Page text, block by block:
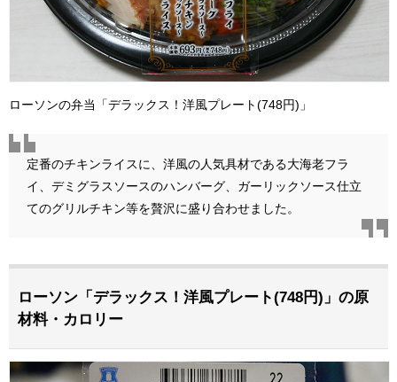
ローソンの弁当「デラックス！洋風プレート(748円)」
定番のチキンライスに、洋風の人気具材である大海老フラ
イ、デミグラスソースのハンバーグ、ガーリックソース仕立
てのグリルチキン等を贅沢に盛り合わせました。
ローソン「デラックス！洋風プレート(748円)」の原
材料・カロリー